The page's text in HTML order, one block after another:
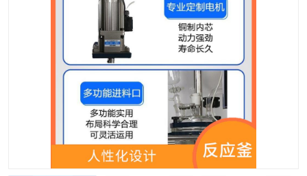
多功能油浴锅
单层玻璃反应釜 低温恒温反应浴槽
电动搅拌器